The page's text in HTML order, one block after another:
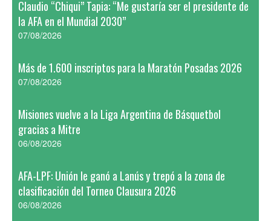
Claudio “Chiqui” Tapia: “Me gustaría ser el presidente de
la AFA en el Mundial 2030”
07/08/2026
Más de 1.600 inscriptos para la Maratón Posadas 2026
07/08/2026
Misiones vuelve a la Liga Argentina de Básquetbol
gracias a Mitre
06/08/2026
AFA-LPF: Unión le ganó a Lanús y trepó a la zona de
clasificación del Torneo Clausura 2026
06/08/2026